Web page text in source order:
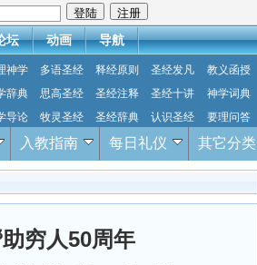
坛 动画 导航
神学 多语圣经 释经原则 圣经发凡 教义函授
辞典 思高圣经 圣经注释 圣经十讲 神学词典
导论 牧灵圣经 圣经辞典 认识圣经 要理问答
入教指南 每日礼仪 其它分类
穷人50周年